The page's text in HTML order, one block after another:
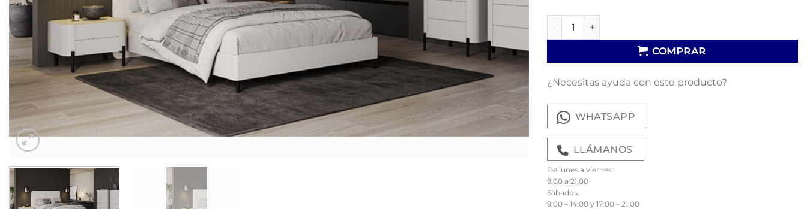
Dormitorio Pietro 13 cantidad
COMPRAR
¿Necesitas ayuda con este producto?
WHATSAPP
LLÁMANOS
De lunes a viernes:
9:00 a 21:00
Sábados:
9:00 – 14:00 y 17:00 – 21:00